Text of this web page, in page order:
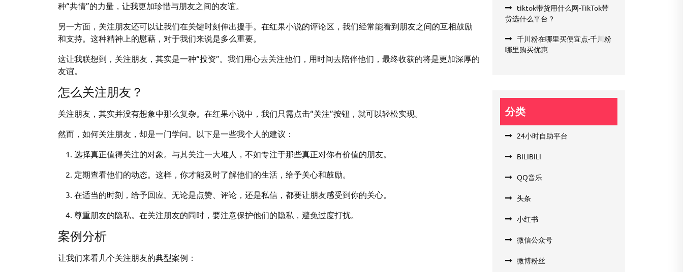
种“共情”的力量，让我更加珍惜与朋友之间的友谊。
另一方面，关注朋友还可以让我们在关键时刻伸出援手。在红果小说的评论区，我们经常能看到朋友之间的互相鼓励
和支持。这种精神上的慰藉，对于我们来说是多么重要。
这让我联想到，关注朋友，其实是一种“投资”。我们用心去关注他们，用时间去陪伴他们，最终收获的将是更加深厚的
友谊。
怎么关注朋友？
关注朋友，其实并没有想象中那么复杂。在红果小说中，我们只需点击“关注”按钮，就可以轻松实现。
然而，如何关注朋友，却是一门学问。以下是一些我个人的建议：
选择真正值得关注的对象。与其关注一大堆人，不如专注于那些真正对你有价值的朋友。
定期查看他们的动态。这样，你才能及时了解他们的生活，给予关心和鼓励。
在适当的时刻，给予回应。无论是点赞、评论，还是私信，都要让朋友感受到你的关心。
尊重朋友的隐私。在关注朋友的同时，要注意保护他们的隐私，避免过度打扰。
案例分析
让我们来看几个关注朋友的典型案例：
tiktok带货用什么网-TikTok带
货选什么平台？
千川粉在哪里买便宜点-千川粉
哪里购买优惠
分类
24小时自助平台
BILIBILI
QQ音乐
头条
小红书
微信公众号
微博粉丝